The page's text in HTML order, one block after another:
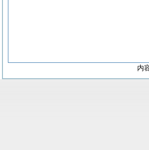
内